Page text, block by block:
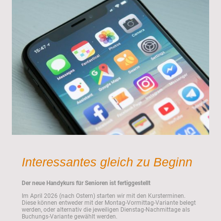
Interessantes gleich zu Beginn
Der neue Handykurs für Senioren ist fertiggestellt
Im April 2026 (nach Ostern) starten wir mit den Kursterminen.
Diese können entweder mit der Montag-Vormittag-Variante belegt
werden, oder alternativ die jeweiligen Dienstag-Nachmittage als
Buchungs-Variante gewählt werden.